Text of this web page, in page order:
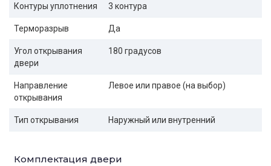
Контуры уплотнения 3 контура
Терморазрыв Да
Угол открывания
двери
180 градусов
Направление
открывания
Левое или правое (на выбор)
Тип открывания Наружный или внутренний
Комплектация двери